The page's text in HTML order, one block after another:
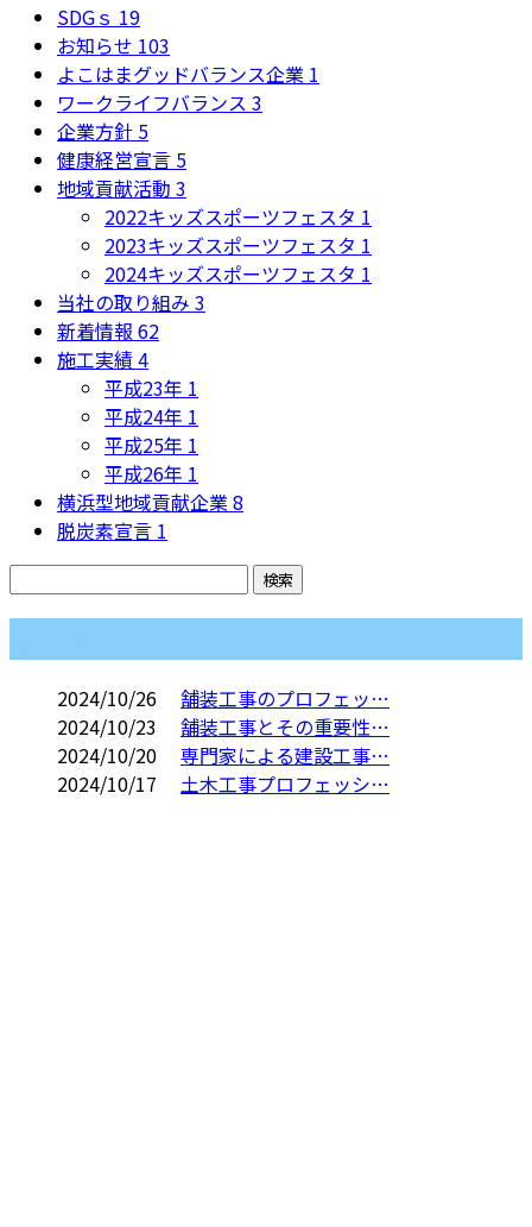
SDGｓ 19
お知らせ 103
よこはまグッドバランス企業 1
ワークライフバランス 3
企業方針 5
健康経営宣言 5
地域貢献活動 3
2022キッズスポーツフェスタ 1
2023キッズスポーツフェスタ 1
2024キッズスポーツフェスタ 1
当社の取り組み 3
新着情報 62
施工実績4
平成23年 1
平成24年 1
平成25年 1
平成26年 1
横浜型地域貢献企業 8
脱炭素宣言 1
2024/10/26
舗装工事のプロフェッ…
2024/10/23
舗装工事とその重要性…
2024/10/20
専門家による建設工事…
2024/10/17
土木工事プロフェッシ…